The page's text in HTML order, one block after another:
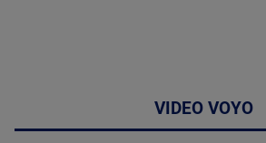
VIDEO VOYO